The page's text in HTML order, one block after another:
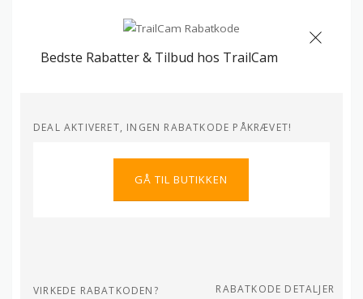
Bedste Rabatter & Tilbud hos TrailCam
DEAL AKTIVERET, INGEN RABATKODE PÅKRÆVET!
GÅ TIL BUTIKKEN
VIRKEDE RABATKODEN? RABATKODE DETALJER